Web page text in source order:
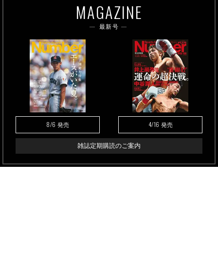
MAGAZINE
最新号
8/6 発売 4/16 発売
雑誌定期購読のご案内